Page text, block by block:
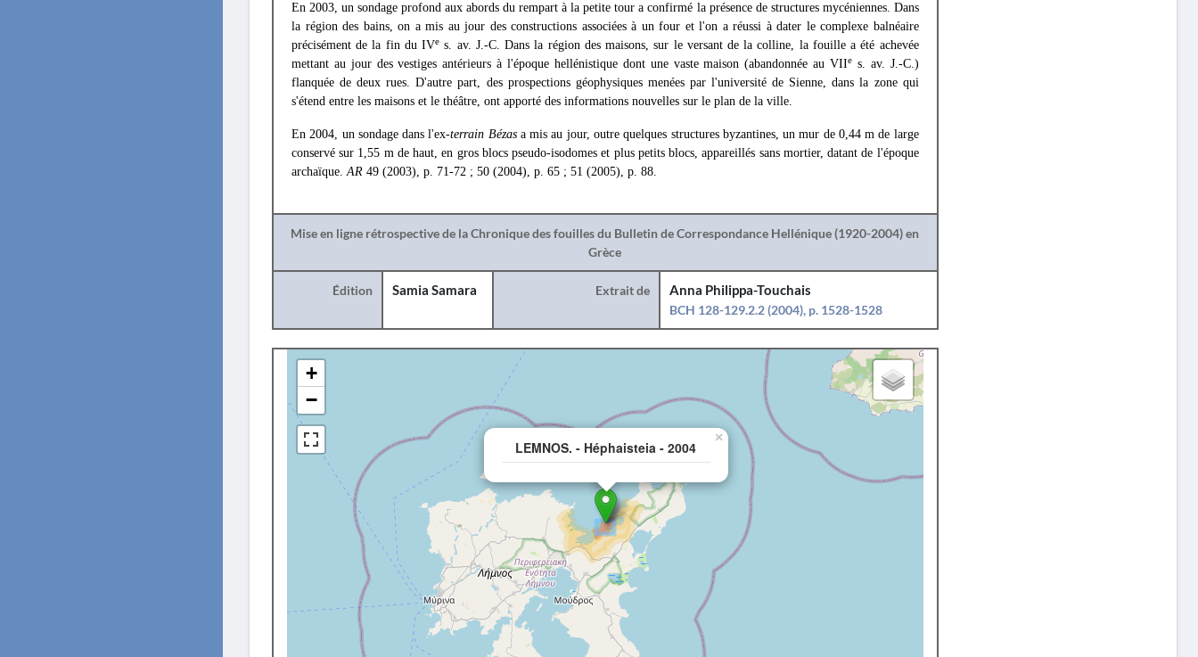
En 2003, un sondage profond aux abords du rempart à la petite tour a confirmé la présence de structures mycéniennes. Dans
la région des bains, on a mis au jour des constructions associées à un four et l'on a réussi à dater le complexe balnéaire
précisément de la fin du IVe s. av. J.-C. Dans la région des maisons, sur le versant de la colline, la fouille a été achevée
mettant au jour des vestiges antérieurs à l'époque hellénistique dont une vaste maison (abandonnée au VIIe s. av. J.-C.)
flanquée de deux rues. D'autre part, des prospections géophysiques menées par l'université de Sienne, dans la zone qui
s'étend entre les maisons et le théâtre, ont apporté des informations nouvelles sur le plan de la ville.
En 2004, un sondage dans l'ex-terrain Bézasa mis au jour, outre quelques structures byzantines, un mur de 0,44 m de large
conservé sur 1,55 m de haut, en gros blocs pseudo-isodomes et plus petits blocs, appareillés sans mortier, datant de l'époque
archaïque.AR 49 (2003), p. 71-72 ; 50 (2004), p. 65 ; 51 (2005), p. 88.
Mise en ligne rétrospective de la Chronique des fouilles du Bulletin de Correspondance Hellénique (1920-2004) en
Grèce
Édition Samia Samara Extrait de
Anna Philippa-Touchais
BCH 128-129.2.2 (2004), p. 1528-1528
LEMNOS. - Héphaisteia - 2004
×
+
−